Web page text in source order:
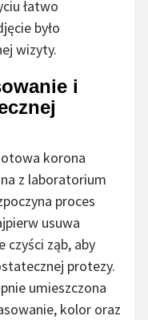
łatwo
było
wizyty.
i
korona
z laboratorium
proces
usuwa
czyści ząb, aby
protezy.
umieszczona
kolor oraz